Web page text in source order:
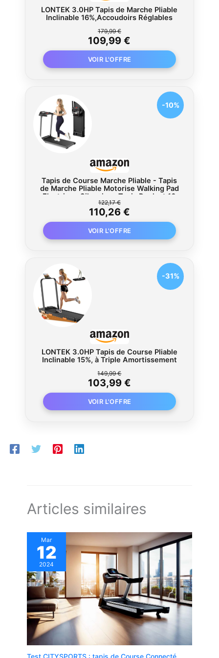
LONTEK 3.0HP Tapis de Marche Pliable
Inclinable 16%,Accoudoirs Réglables
179,99 €
109,99 €
Tapis de Course Marche Pliable - Tapis
de Marche Pliable Motorise Walking Pad
Electrique Silencieux Tapis Roulant 10
km/h Treadmill Compact pour la Maison
et Le Bureau
122,17 €
110,26 €
-10%
LONTEK 3.0HP Tapis de Course Pliable
Inclinable 15%, à Triple Amortissement
149,99 €
103,99 €
-31%
Articles similaires
Mar
12
2024